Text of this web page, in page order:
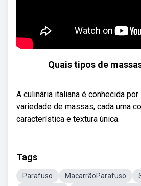
Quais tipos de
A culinária italiana é conhecida por
variedade de massas, cada uma
característica e textura única.
Tags
Parafuso MacarrãoParafuso